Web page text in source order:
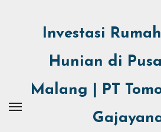
Investasi
Hunian di
Malang | PT